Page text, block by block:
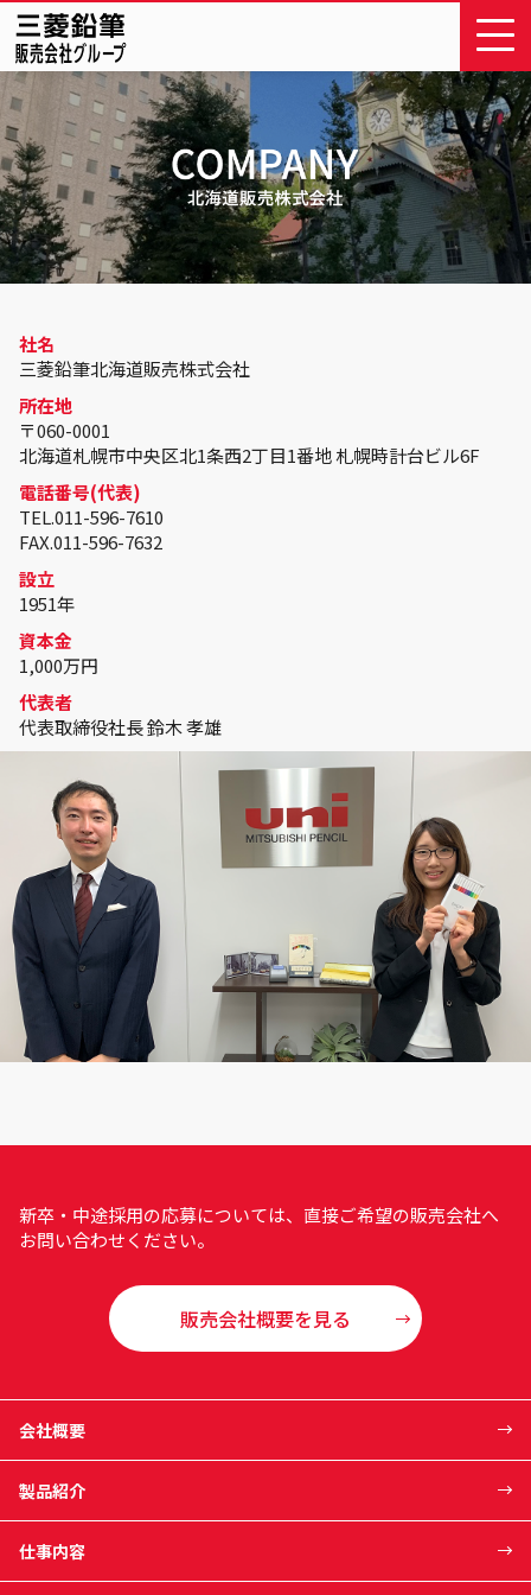
社名
三菱鉛筆北海道販売株式会社
所在地
〒060-0001
北海道札幌市中央区北1条西2丁目1番地 札幌時計台ビル6F
電話番号(代表)
TEL.011-596-7610
FAX.011-596-7632
設立
1951年
資本金
1,000万円
代表者
代表取締役社長 鈴木 孝雄
新卒・中途採用の応募については、直接ご希望の販売会社へ
お問い合わせください。
販売会社概要を見る
会社概要
製品紹介
仕事内容